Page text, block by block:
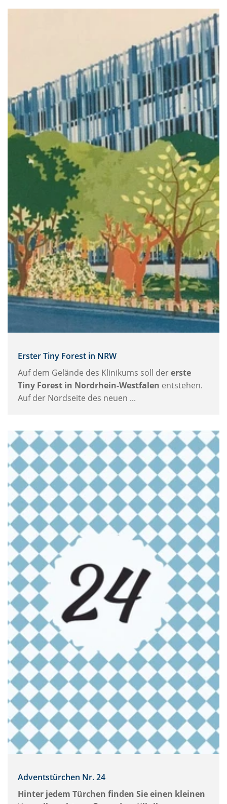
Erster Tiny Forest in NRW
Auf dem Gelände des Klinikums soll dererste
Tiny Forest in Nordrhein-Westfalen entstehen.
Auf der Nordseite des neuen ...
Adventstürchen Nr. 24
Hinter jedem Türchen finden Sie einen kleinen